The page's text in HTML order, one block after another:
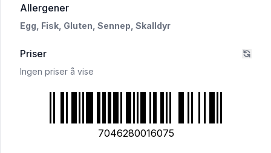
Allergeneri 'Hvalersalat 180g Nn'
Egg, Fisk, Gluten, Sennep, Skalldyr
Priser
Ingen priser å vise
7046280016075